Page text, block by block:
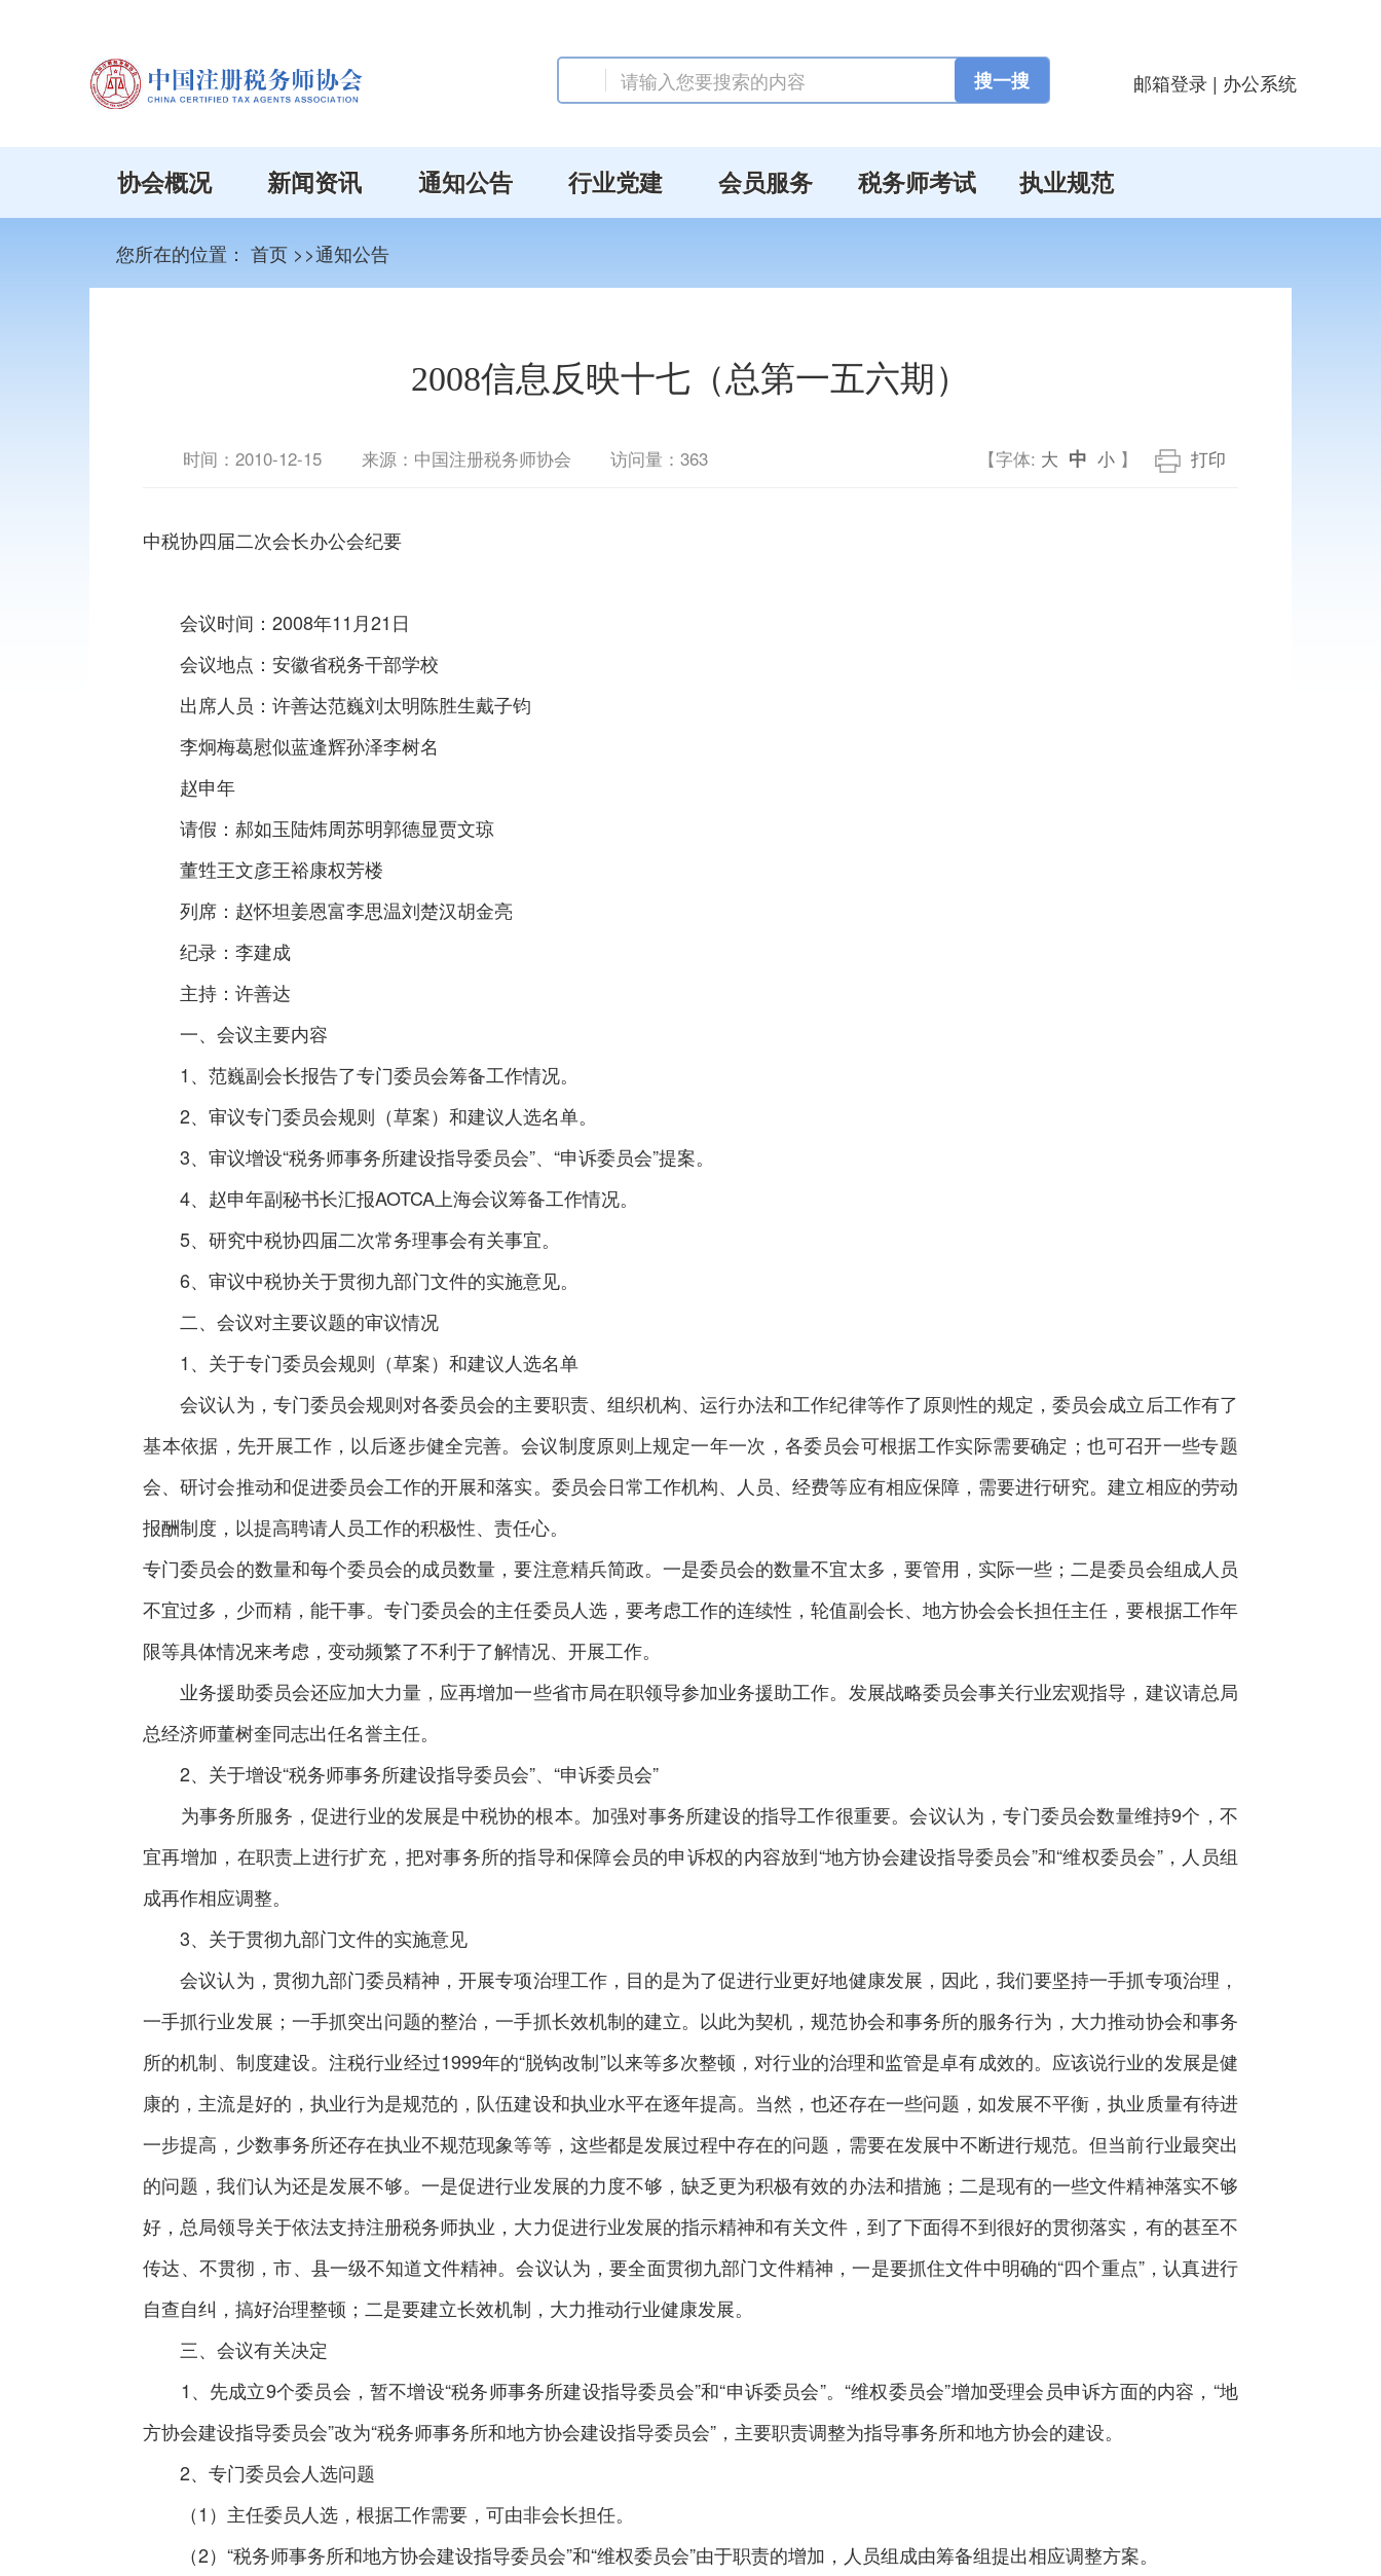
邮箱登录 | 办公系统
协会概况 新闻资讯 通知公告 行业党建 会员服务 税务师考试 执业规范
您所在的位置： 首页 >>通知公告
2008信息反映十七（总第一五六期）
时间： 2010-12-15 来源：中国注册税务师协会 访问量：363 【字体: 大 中 小 】 打印
中税协四届二次会长办公会纪要
会议时间：2008年11月21日
会议地点：安徽省税务干部学校
出席人员：许善达范巍刘太明陈胜生戴子钧
李炯梅葛慰似蓝逢辉孙泽李树名
赵申年
请假：郝如玉陆炜周苏明郭德显贾文琼
董甡王文彦王裕康权芳楼
列席：赵怀坦姜恩富李思温刘楚汉胡金亮
纪录：李建成
主持：许善达
一、会议主要内容
1、范巍副会长报告了专门委员会筹备工作情况。
2、审议专门委员会规则（草案）和建议人选名单。
3、审议增设“税务师事务所建设指导委员会”、“申诉委员会”提案。
4、赵申年副秘书长汇报AOTCA上海会议筹备工作情况。
5、研究中税协四届二次常务理事会有关事宜。
6、审议中税协关于贯彻九部门文件的实施意见。
二、会议对主要议题的审议情况
1、关于专门委员会规则（草案）和建议人选名单
会议认为，专门委员会规则对各委员会的主要职责、组织机构、运行办法和工作纪律等作了原则性的规定，委员会成立后工作有了
基本依据，先开展工作，以后逐步健全完善。会议制度原则上规定一年一次，各委员会可根据工作实际需要确定；也可召开一些专题
会、研讨会推动和促进委员会工作的开展和落实。委员会日常工作机构、人员、经费等应有相应保障，需要进行研究。建立相应的劳动
报酬制度，以提高聘请人员工作的积极性、责任心。
专门委员会的数量和每个委员会的成员数量，要注意精兵简政。一是委员会的数量不宜太多，要管用，实际一些；二是委员会组成人员
不宜过多，少而精，能干事。专门委员会的主任委员人选，要考虑工作的连续性，轮值副会长、地方协会会长担任主任，要根据工作年
限等具体情况来考虑，变动频繁了不利于了解情况、开展工作。
业务援助委员会还应加大力量，应再增加一些省市局在职领导参加业务援助工作。发展战略委员会事关行业宏观指导，建议请总局
总经济师董树奎同志出任名誉主任。
2、关于增设“税务师事务所建设指导委员会”、“申诉委员会”
为事务所服务，促进行业的发展是中税协的根本。加强对事务所建设的指导工作很重要。会议认为，专门委员会数量维持9个，不
宜再增加，在职责上进行扩充，把对事务所的指导和保障会员的申诉权的内容放到“地方协会建设指导委员会”和“维权委员会”，人员组
成再作相应调整。
3、关于贯彻九部门文件的实施意见
会议认为，贯彻九部门委员精神，开展专项治理工作，目的是为了促进行业更好地健康发展，因此，我们要坚持一手抓专项治理，
一手抓行业发展；一手抓突出问题的整治，一手抓长效机制的建立。以此为契机，规范协会和事务所的服务行为，大力推动协会和事务
所的机制、制度建设。注税行业经过1999年的“脱钩改制”以来等多次整顿，对行业的治理和监管是卓有成效的。应该说行业的发展是健
康的，主流是好的，执业行为是规范的，队伍建设和执业水平在逐年提高。当然，也还存在一些问题，如发展不平衡，执业质量有待进
一步提高，少数事务所还存在执业不规范现象等等，这些都是发展过程中存在的问题，需要在发展中不断进行规范。但当前行业最突出
的问题，我们认为还是发展不够。一是促进行业发展的力度不够，缺乏更为积极有效的办法和措施；二是现有的一些文件精神落实不够
好，总局领导关于依法支持注册税务师执业，大力促进行业发展的指示精神和有关文件，到了下面得不到很好的贯彻落实，有的甚至不
传达、不贯彻，市、县一级不知道文件精神。会议认为，要全面贯彻九部门文件精神，一是要抓住文件中明确的“四个重点”，认真进行
自查自纠，搞好治理整顿；二是要建立长效机制，大力推动行业健康发展。
三、会议有关决定
1、先成立9个委员会，暂不增设“税务师事务所建设指导委员会”和“申诉委员会”。“维权委员会”增加受理会员申诉方面的内容，“地
方协会建设指导委员会”改为“税务师事务所和地方协会建设指导委员会”，主要职责调整为指导事务所和地方协会的建设。
2、专门委员会人选问题
（1）主任委员人选，根据工作需要，可由非会长担任。
（2）“税务师事务所和地方协会建设指导委员会”和“维权委员会”由于职责的增加，人员组成由筹备组提出相应调整方案。